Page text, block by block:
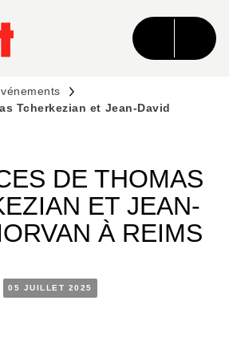
CONTENU
Tcherkezian et Jean-David
DE THOMAS
ET JEAN-
À REIMS
05 JUILLET 2025